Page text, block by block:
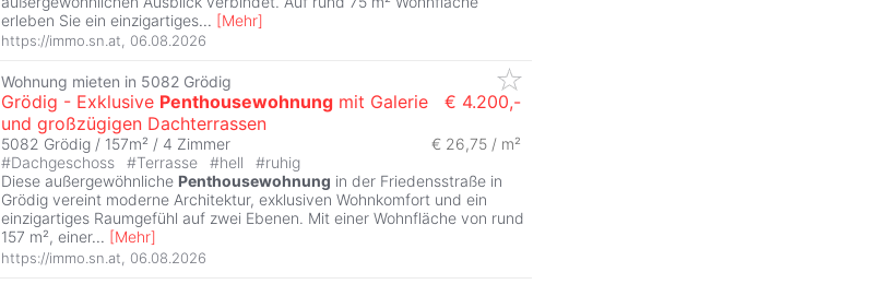
erleben Sie ein einzigartiges... [Mehr]
https://immo.sn.at, 06.08.2026
Wohnung mieten in 5082 Grödig
Grödig - Exklusive Penthousewohnung mit Galerie
und großzügigen Dachterrassen
€ 4.200,-
5082 Grödig / 157m² / 4 Zimmer
€ 26,75 / m²
#Dachgeschoss #Terrasse #hell #ruhig
Diese außergewöhnliche Penthousewohnung in der Friedensstraße in
Grödig vereint moderne Architektur, exklusiven Wohnkomfort und ein
einzigartiges Raumgefühl auf zwei Ebenen. Mit einer Wohnfläche von rund
157 m², einer... [Mehr]
https://immo.sn.at 06.08.2026